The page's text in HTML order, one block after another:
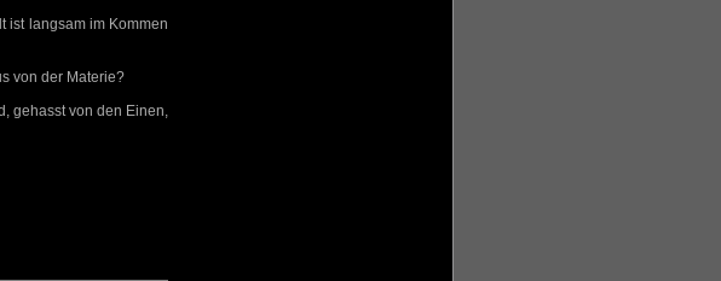
ist langsam im Kommen
von der Materie?
gehasst von den Einen,